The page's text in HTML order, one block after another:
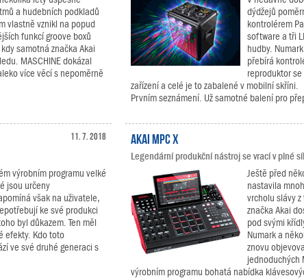
a hudebních podkladů
vlastně vznikl na popud
funkcí groove boxů
samotná značka Akai
MASCHINE dokázal
více věcí s nepoměrně
dýdžejů
kontrolérem
software a tři
hudby.
přebírá
reproduktor
zařízení a celé je to zabalené v mobilní skříni.
Prvním seznámení. Už samotné balení pro
11. 7. 2018
výrobním programu velké
jsou určeny
však na uživatele,
ke své produkci
byl důkazem. Ten měl
efekty. Kdo toto
ve své druhé generaci s
Akai MPC X
Legendární produkční nástroj se vrací v plné
Ještě před
nastavila
vrcholu slávy
značka Akai
pod svými
Numark a
znovu
jednoduchých
výrobním programu bohatá nabídka